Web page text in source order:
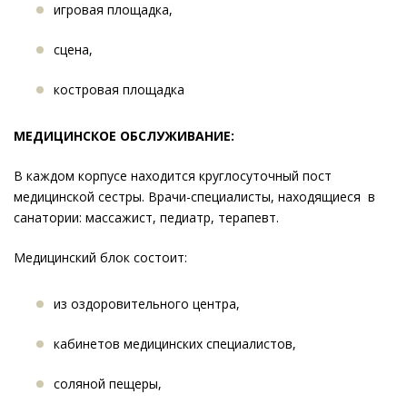
игровая площадка,
сцена,
костровая площадка
МЕДИЦИНСКОЕ ОБСЛУЖИВАНИЕ:
В каждом корпусе находится круглосуточный пост
медицинской сестры. Врачи-специалисты, находящиеся в
санатории: массажист, педиатр, терапевт.
Медицинский блок состоит:
из оздоровительного центра,
кабинетов медицинских специалистов,
соляной пещеры,